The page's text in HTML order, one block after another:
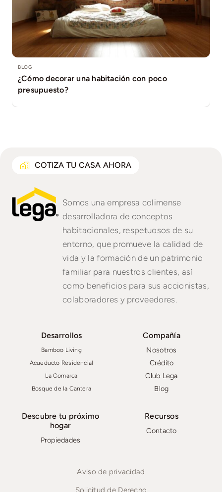
BLOG
¿Cómo hacer que tu habitación se vea más
grande?
BLOG
¿Cómo decorar una habitación con poco
presupuesto?
Como adecuar tu casa #PETFRIENDLY
COTIZA TU CASA AHORA
Somos una empresa colimense
desarrolladora de conceptos
habitacionales, respetuosos de su
entorno, que promueve la calidad de
vida y la formación de un patrimonio
familiar para nuestros clientes, así
como beneficios para sus accionistas,
colaboradores y proveedores.
Compañía
Nosotros
Crédito
Club Lega
Blog
Desarrollos
Bamboo Living
Acueducto Residencial
La Comarca
Bosque de la Cantera
Descubre tu próximo
hogar
Propiedades
Recursos
Contacto
Aviso de privacidad
Solicitud de Derecho